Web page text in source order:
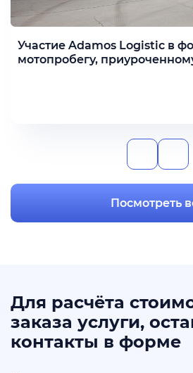
Участие Adamos Logistic в
мотопробегу,
Посмотреть
Для расчёта
заказа услуги,
контакты в форме